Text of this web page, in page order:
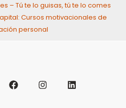
– Tú te lo guisas, tú te lo comes
Cursos motivacionales de
personal